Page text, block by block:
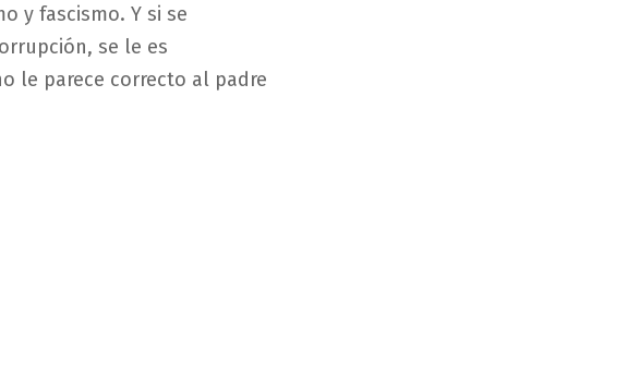
y fascismo. Y si se
se le es
le parece correcto al padre